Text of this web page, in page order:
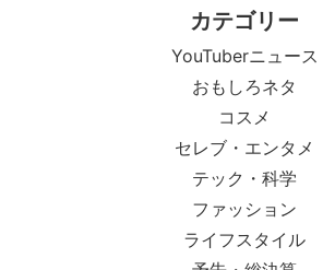
カテゴリー
YouTuberニュース
おもしろネタ
コスメ
セレブ・エンタメ
テック・科学
ファッション
ライフスタイル